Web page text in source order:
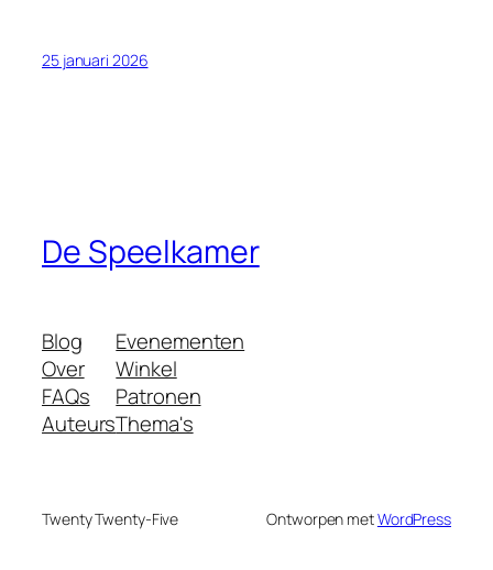
25 januari 2026
De Speelkamer
Blog
Over
FAQs
Auteurs
Evenementen
Winkel
Patronen
Thema's
Twenty Twenty-Five Ontworpen metWordPress